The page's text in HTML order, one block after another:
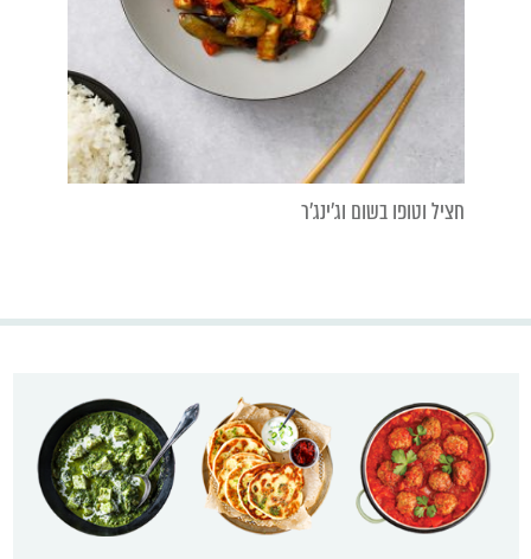
חציל וטופו בשום וג'ינג'ר